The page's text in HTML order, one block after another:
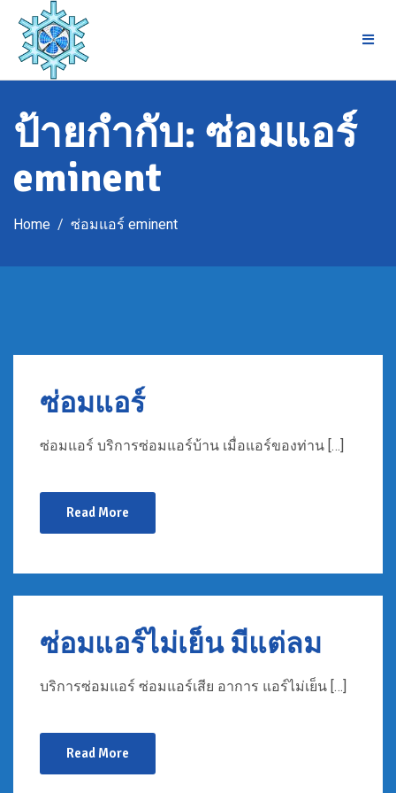
content
ป้ายกำกับ: ซ่อมแอร์
eminent
Home ซ่อมแอร์ eminent
ซ่อมแอร์
ซ่อมแอร์ บริการซ่อมแอร์บ้าน เมื่อแอร์ของท่าน […]
Read More
ซ่อมแอร์ไม่เย็น มีแต่ลม
บริการซ่อมแอร์ ซ่อมแอร์เสีย อาการ แอร์ไม่เย็น […]
Read More